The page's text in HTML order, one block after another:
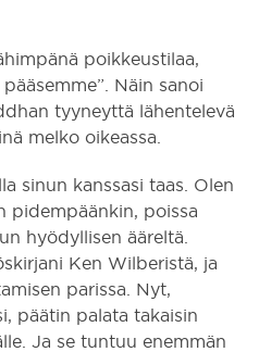
poikkeustilaa,
Näin sanoi
tyyneyttä lähentelevä
melko oikeassa.
sinun kanssasi taas. Olen
pidempäänkin, poissa
hyödyllisen ääreltä.
Ken Wilberistä, ja
parissa. Nyt,
päätin palata takaisin
Ja se tuntuu enemmän